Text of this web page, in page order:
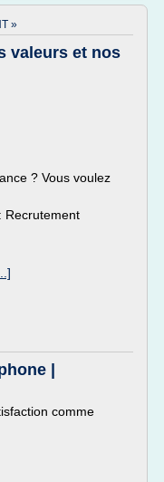
»
valeurs et nos
? Vous voulez
Recrutement
|
comme